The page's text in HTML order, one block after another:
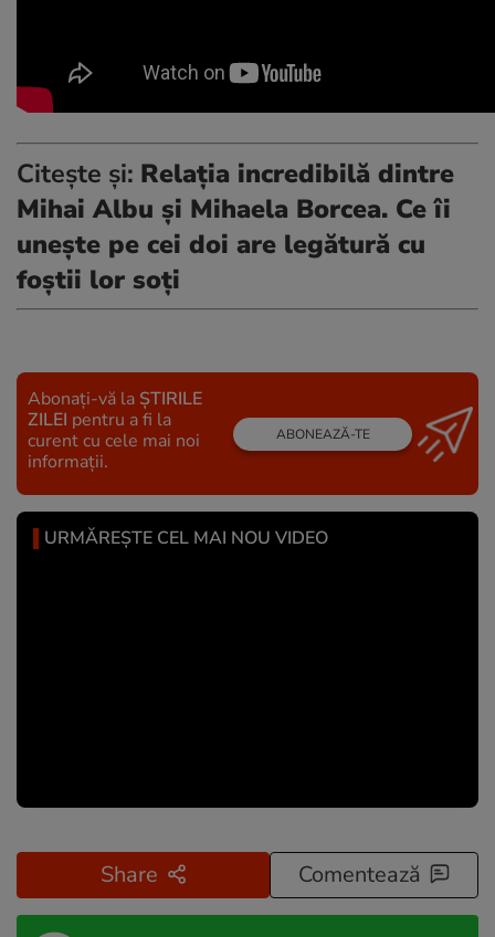
Citește și: Relația incredibilă dintre
Mihai Albu și Mihaela Borcea. Ce îi
unește pe cei doi are legătură cu
foștii lor soți
Abonați-vă la ȘTIRILE
ZILEI pentru a fi la
curent cu cele mai noi
informații.
ABONEAZĂ-TE
URMĂREȘTE CEL MAI NOU VIDEO
Share Comentează